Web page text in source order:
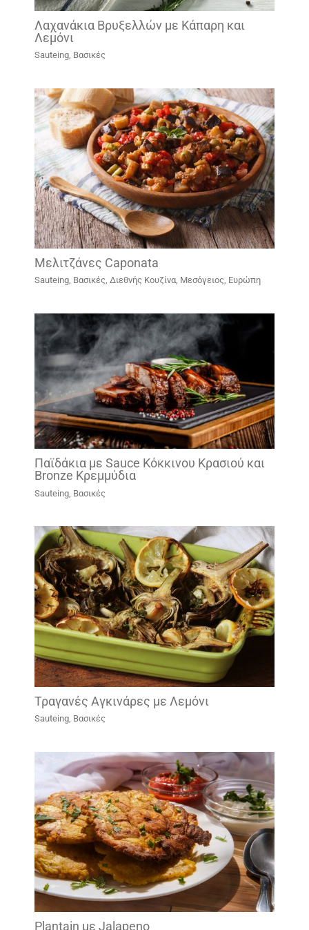
Λαχανάκια Βρυξελλών με Κάπαρη και
Λεμόνι
Sauteing, Βασικές
Μελιτζάνες Caponata
Sauteing, Βασικές, Διεθνής Κουζίνα, Μεσόγειος, Ευρώπη
Παϊδάκια με Sauce Κόκκινου Κρασιού και
Bronze Κρεμμύδια
Sauteing, Βασικές
Τραγανές Αγκινάρες με Λεμόνι
Sauteing, Βασικές
Plantain με Jalapeno